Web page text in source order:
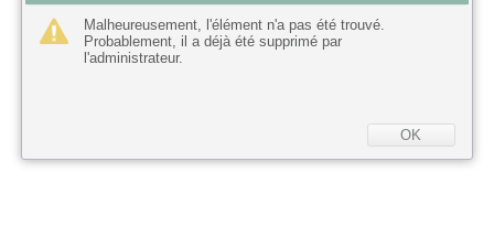
Malheureusement, l'élément n'a pas été trouvé.
Probablement, il a déjà été supprimé par
l'administrateur.
OK